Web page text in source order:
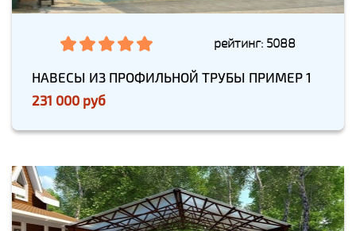
рейтинг: 5088
НАВЕСЫ ИЗ ПРОФИЛЬНОЙ ТРУБЫ ПРИМЕР 1
231 000 руб